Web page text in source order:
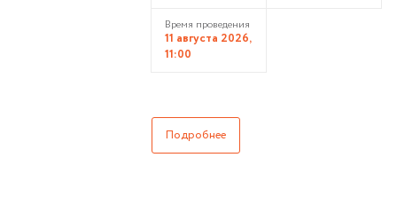
Время проведения
11 августа 2026,
11:00
Подробнее